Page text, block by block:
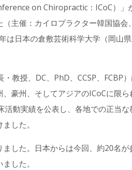
on Chiropractic：ICoC）」
主催：カイロプラクター韓国協会
は日本の倉敷芸術科学大学（岡山
教授、DC、PhD、CCSP、FCBP
豪州、そしてアジアのICoCに限ら
動実績を公表し、各地での正当な
した。
した。日本からは今回、約20名が
した。